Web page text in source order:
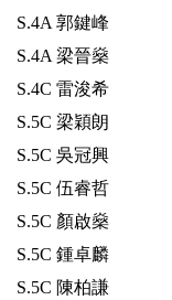
S.4A 郭鍵峰
S.4A 梁晉燊
S.4C 雷浚希
S.5C 梁穎朗
S.5C 吳冠興
S.5C 伍睿哲
S.5C 顏啟燊
S.5C 鍾卓麟
S.5C 陳柏謙